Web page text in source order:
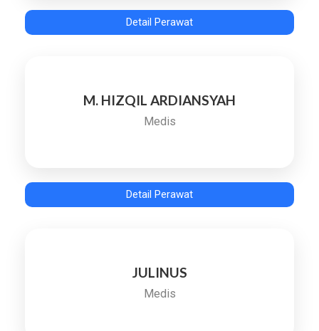
Detail Perawat
M. HIZQIL ARDIANSYAH
Medis
Detail Perawat
JULINUS
Medis